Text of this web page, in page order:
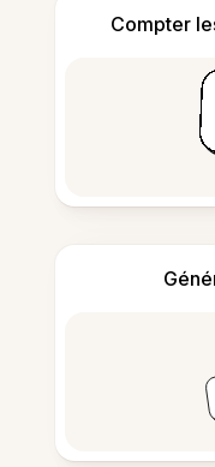
Compter